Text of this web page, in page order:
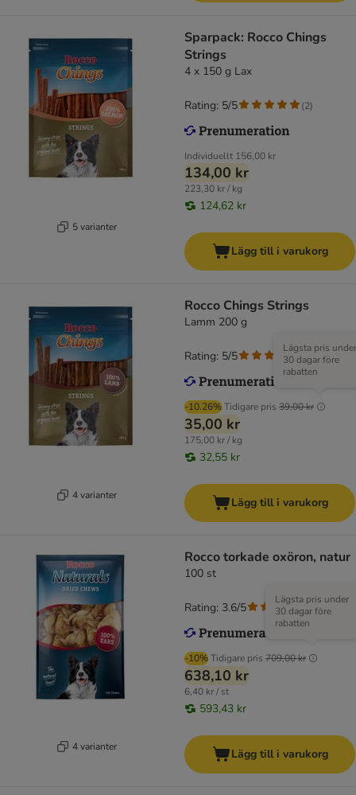
5 varianter
Sparpack: Rocco Chings
Strings
4 x 150 g Lax
Individuellt 156,00 kr
134,00 kr
223,30 kr / kg
124,62 kr
Rating: 5/5 (2)
Lägg till i varukorg
4 varianter
Rocco Chings Strings
Lamm 200 g
-10.26%Tidigare pris 39,00 kr
Lägsta pris under
30 dagar före
rabatten
35,00 kr
175,00 kr / kg
32,55 kr
Rating: 5/5 (2)
Lägg till i varukorg
4 varianter
Rocco torkade oxöron, natur
100 st
-10%Tidigare pris 709,00 kr
Lägsta pris under
30 dagar före
rabatten
638,10 kr
6,40 kr / st
593,43 kr
Rating: 3.6/5 (179)
Lägg till i varukorg